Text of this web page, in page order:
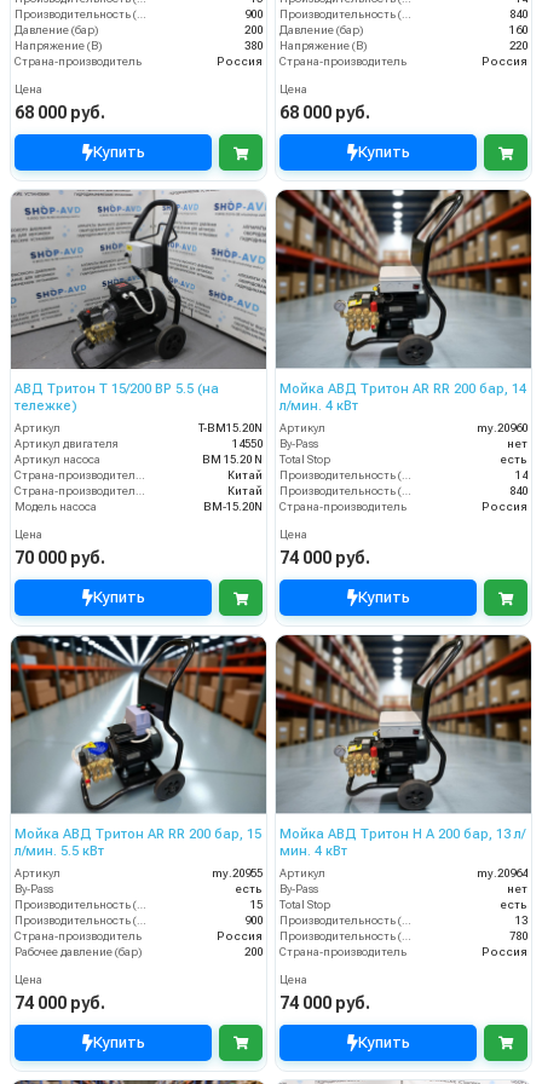
Производительность (л/ч)
900
Давление (бар)
200
Напряжение (В)
380
Страна-производитель
Россия
Цена
68 000 руб.
Купить
Производительность (л/ч)
840
Давление (бар)
160
Напряжение (В)
220
Страна-производитель
Россия
Цена
68 000 руб.
Купить
АВД Тритон T 15/200 BP 5.5 (на
тележке)
Артикул
T-BM15.20N
Артикул двигателя
14550
Артикул насоса
BM 15.20 N
Страна-производитель двигателя
Китай
Страна-производитель насоса
Китай
Модель насоса
BM-15.20N
Цена
70 000 руб.
Купить
Мойка АВД Тритон AR RR 200 бар, 14
л/мин. 4 кВт
Артикул
my.20960
By-Pass
нет
Total Stop
есть
Производительность (л/мин)
14
Производительность (л/ч)
840
Страна-производитель
Россия
Цена
74 000 руб.
Купить
Мойка АВД Тритон AR RR 200 бар, 15
л/мин. 5.5 кВт
Артикул
my.20955
By-Pass
есть
15
900
Страна-производитель
Россия
Рабочее давление (бар)
200
Цена
74 000 руб.
Купить
Мойка АВД Тритон H A 200 бар, 13 л/
мин. 4 кВт
Артикул
my.20964
By-Pass
нет
Total Stop
есть
13
780
Страна-производитель
Россия
Цена
74 000 руб.
Купить